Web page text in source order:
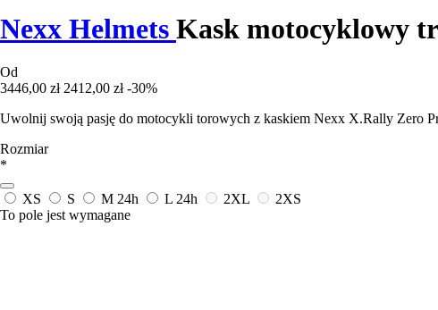
Nexx Helmets Kask motocyklowy
Od
3446,00 zł 2412,00 zł -30%
Uwolnij swoją pasję do motocykli torowych z kaskiem Nexx X.Rally Zero
Rozmiar
*
XS S M 24h L 24h 2XL
2XS
To pole jest wymagane